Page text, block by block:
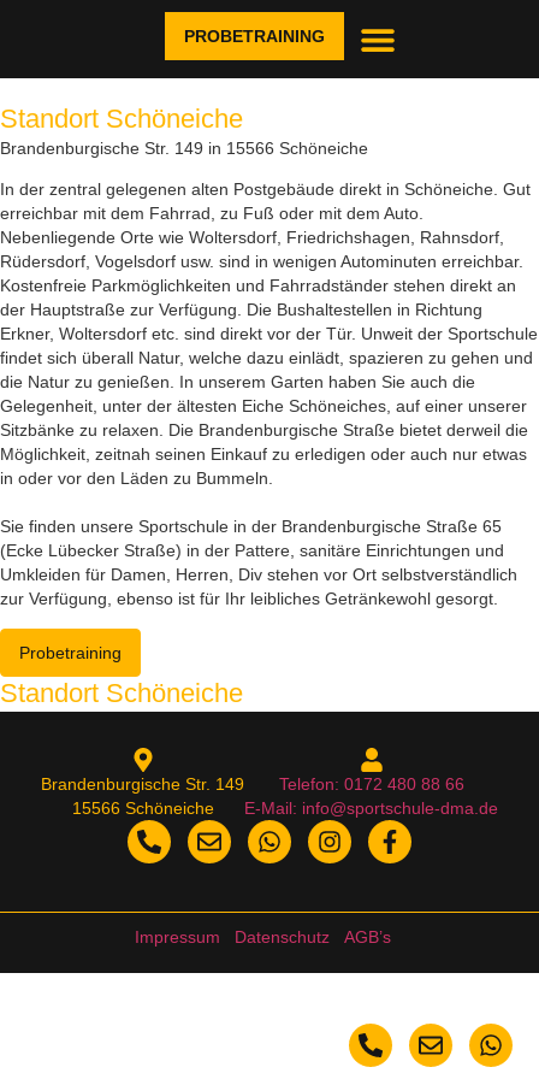
PROBETRAINING
Standort Schöneiche
Brandenburgische Str. 149 in 15566 Schöneiche
In der zentral gelegenen alten Postgebäude direkt in Schöneiche. Gut
erreichbar mit dem Fahrrad, zu Fuß oder mit dem Auto.
Nebenliegende Orte wie Woltersdorf, Friedrichshagen, Rahnsdorf,
Rüdersdorf, Vogelsdorf usw. sind in wenigen Autominuten erreichbar.
Kostenfreie Parkmöglichkeiten und Fahrradständer stehen direkt an
der Hauptstraße zur Verfügung. Die Bushaltestellen in Richtung
Erkner, Woltersdorf etc. sind direkt vor der Tür. Unweit der Sportschule
findet sich überall Natur, welche dazu einlädt, spazieren zu gehen und
die Natur zu genießen. In unserem Garten haben Sie auch die
Gelegenheit, unter der ältesten Eiche Schöneiches, auf einer unserer
Sitzbänke zu relaxen. Die Brandenburgische Straße bietet derweil die
Möglichkeit, zeitnah seinen Einkauf zu erledigen oder auch nur etwas
in oder vor den Läden zu Bummeln.
Sie finden unsere Sportschule in der Brandenburgische Straße 65
(Ecke Lübecker Straße) in der Pattere, sanitäre Einrichtungen und
Umkleiden für Damen, Herren, Div stehen vor Ort selbstverständlich
zur Verfügung, ebenso ist für Ihr leibliches Getränkewohl gesorgt.
Probetraining
Standort Schöneiche
Brandenburgische Str. 149
15566 Schöneiche
Telefon: 0172 480 88 66
E-Mail: info@sportschule-dma.de
Impressum Datenschutz AGB’s